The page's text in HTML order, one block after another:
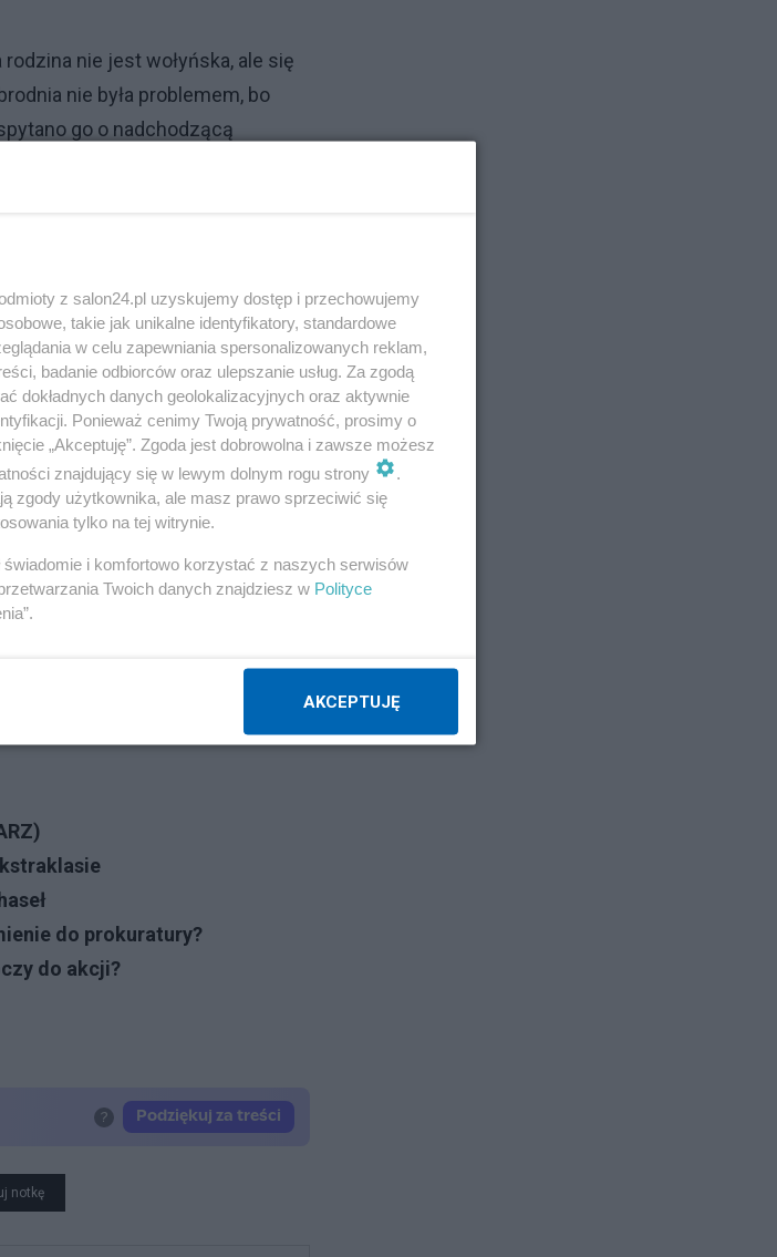
nie jest wołyńska, ale się
nie była problemem, bo
go o nadchodzącą
zrozumienia, jak to jest sprawa
w sprawie wspólnej przeszłości
a wyważenie w wypowiedziach,
Zwarycz.
(KOMENTARZ)
do prokuratury?
do akcji?
notkę
z salon24.pl uzyskujemy dostęp i przechowujemy
takie jak unikalne identyfikatory, standardowe
w celu zapewniania spersonalizowanych reklam,
badanie odbiorców oraz ulepszanie usług. Za zgodą
dokładnych danych geolokalizacyjnych oraz aktywnie
Ponieważ cenimy Twoją prywatność, prosimy o
„Akceptuję”. Zgoda jest dobrowolna i zawsze możesz
znajdujący się w lewym dolnym rogu strony
.
zgody użytkownika, ale masz prawo sprzeciwić się
tylko na tej witrynie.
i komfortowo korzystać z naszych serwisów
Twoich danych znajdziesz w Polityce
AKCEPTUJĘ